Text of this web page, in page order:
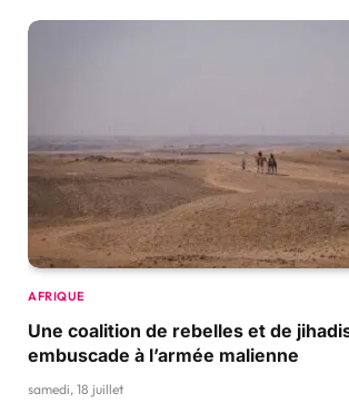
AFRIQUE
Une coalition de rebelles et de
embuscade à l’armée malienne
samedi, 18 juillet